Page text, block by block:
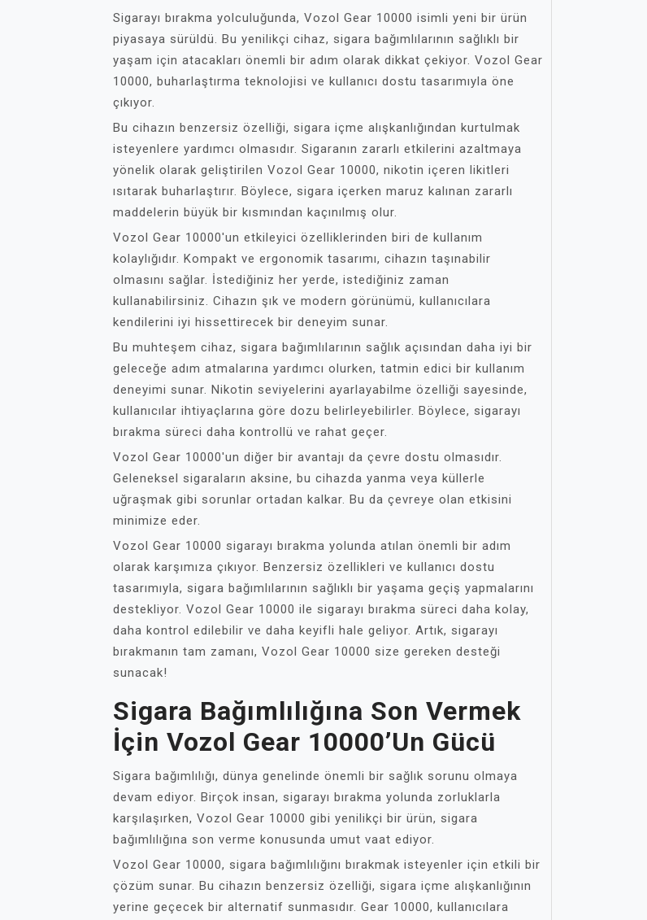
Sigarayı bırakma yolculuğunda, Vozol Gear 10000 isimli yeni bir ürün
piyasaya sürüldü. Bu yenilikçi cihaz, sigara bağımlılarının sağlıklı bir
yaşam için atacakları önemli bir adım olarak dikkat çekiyor. Vozol Gear
10000, buharlaştırma teknolojisi ve kullanıcı dostu tasarımıyla öne
çıkıyor.
Bu cihazın benzersiz özelliği, sigara içme alışkanlığından kurtulmak
isteyenlere yardımcı olmasıdır. Sigaranın zararlı etkilerini azaltmaya
yönelik olarak geliştirilen Vozol Gear 10000, nikotin içeren likitleri
ısıtarak buharlaştırır. Böylece, sigara içerken maruz kalınan zararlı
maddelerin büyük bir kısmından kaçınılmış olur.
Vozol Gear 10000'un etkileyici özelliklerinden biri de kullanım
kolaylığıdır. Kompakt ve ergonomik tasarımı, cihazın taşınabilir
olmasını sağlar. İstediğiniz her yerde, istediğiniz zaman
kullanabilirsiniz. Cihazın şık ve modern görünümü, kullanıcılara
kendilerini iyi hissettirecek bir deneyim sunar.
Bu muhteşem cihaz, sigara bağımlılarının sağlık açısından daha iyi bir
geleceğe adım atmalarına yardımcı olurken, tatmin edici bir kullanım
deneyimi sunar. Nikotin seviyelerini ayarlayabilme özelliği sayesinde,
kullanıcılar ihtiyaçlarına göre dozu belirleyebilirler. Böylece, sigarayı
bırakma süreci daha kontrollü ve rahat geçer.
Vozol Gear 10000'un diğer bir avantajı da çevre dostu olmasıdır.
Geleneksel sigaraların aksine, bu cihazda yanma veya küllerle
uğraşmak gibi sorunlar ortadan kalkar. Bu da çevreye olan etkisini
minimize eder.
Vozol Gear 10000 sigarayı bırakma yolunda atılan önemli bir adım
olarak karşımıza çıkıyor. Benzersiz özellikleri ve kullanıcı dostu
tasarımıyla, sigara bağımlılarının sağlıklı bir yaşama geçiş yapmalarını
destekliyor. Vozol Gear 10000 ile sigarayı bırakma süreci daha kolay,
daha kontrol edilebilir ve daha keyifli hale geliyor. Artık, sigarayı
bırakmanın tam zamanı, Vozol Gear 10000 size gereken desteği
sunacak!
Sigara Bağımlılığına Son Vermek
İçin Vozol Gear 10000’un Gücü
Sigara bağımlılığı, dünya genelinde önemli bir sağlık sorunu olmaya
devam ediyor. Birçok insan, sigarayı bırakma yolunda zorluklarla
karşılaşırken, Vozol Gear 10000 gibi yenilikçi bir ürün, sigara
bağımlılığına son verme konusunda umut vaat ediyor.
Vozol Gear 10000, sigara bağımlılığını bırakmak isteyenler için etkili bir
çözüm sunar. Bu cihazın benzersiz özelliği, sigara içme alışkanlığının
yerine geçecek bir alternatif sunmasıdır. Gear 10000, kullanıcılara